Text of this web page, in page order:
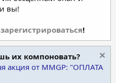
вы!
зарегистрироваться!
их компоновать?
акция от MMGP: "ОПЛАТА